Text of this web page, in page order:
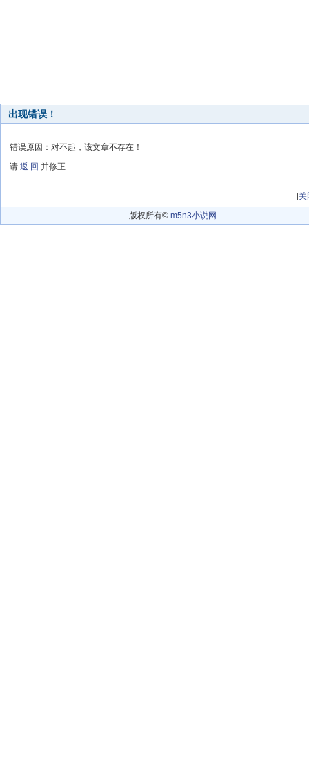
出现错误！
错误原因：对不起，该文章不存在！
请 返 回 并修正
[关
版权所有© m5n3小说网